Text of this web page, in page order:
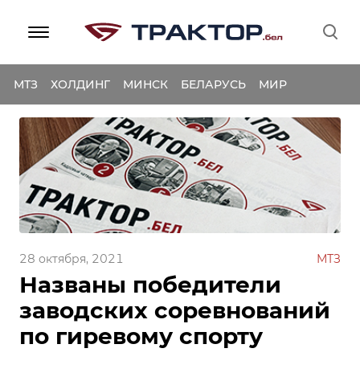
МТЗ ХОЛДИНГ МИНСК БЕЛАРУСЬ МИР
Названы победители
заводских соревнований
по гиревому спорту
28 октября, 2021 МТЗ